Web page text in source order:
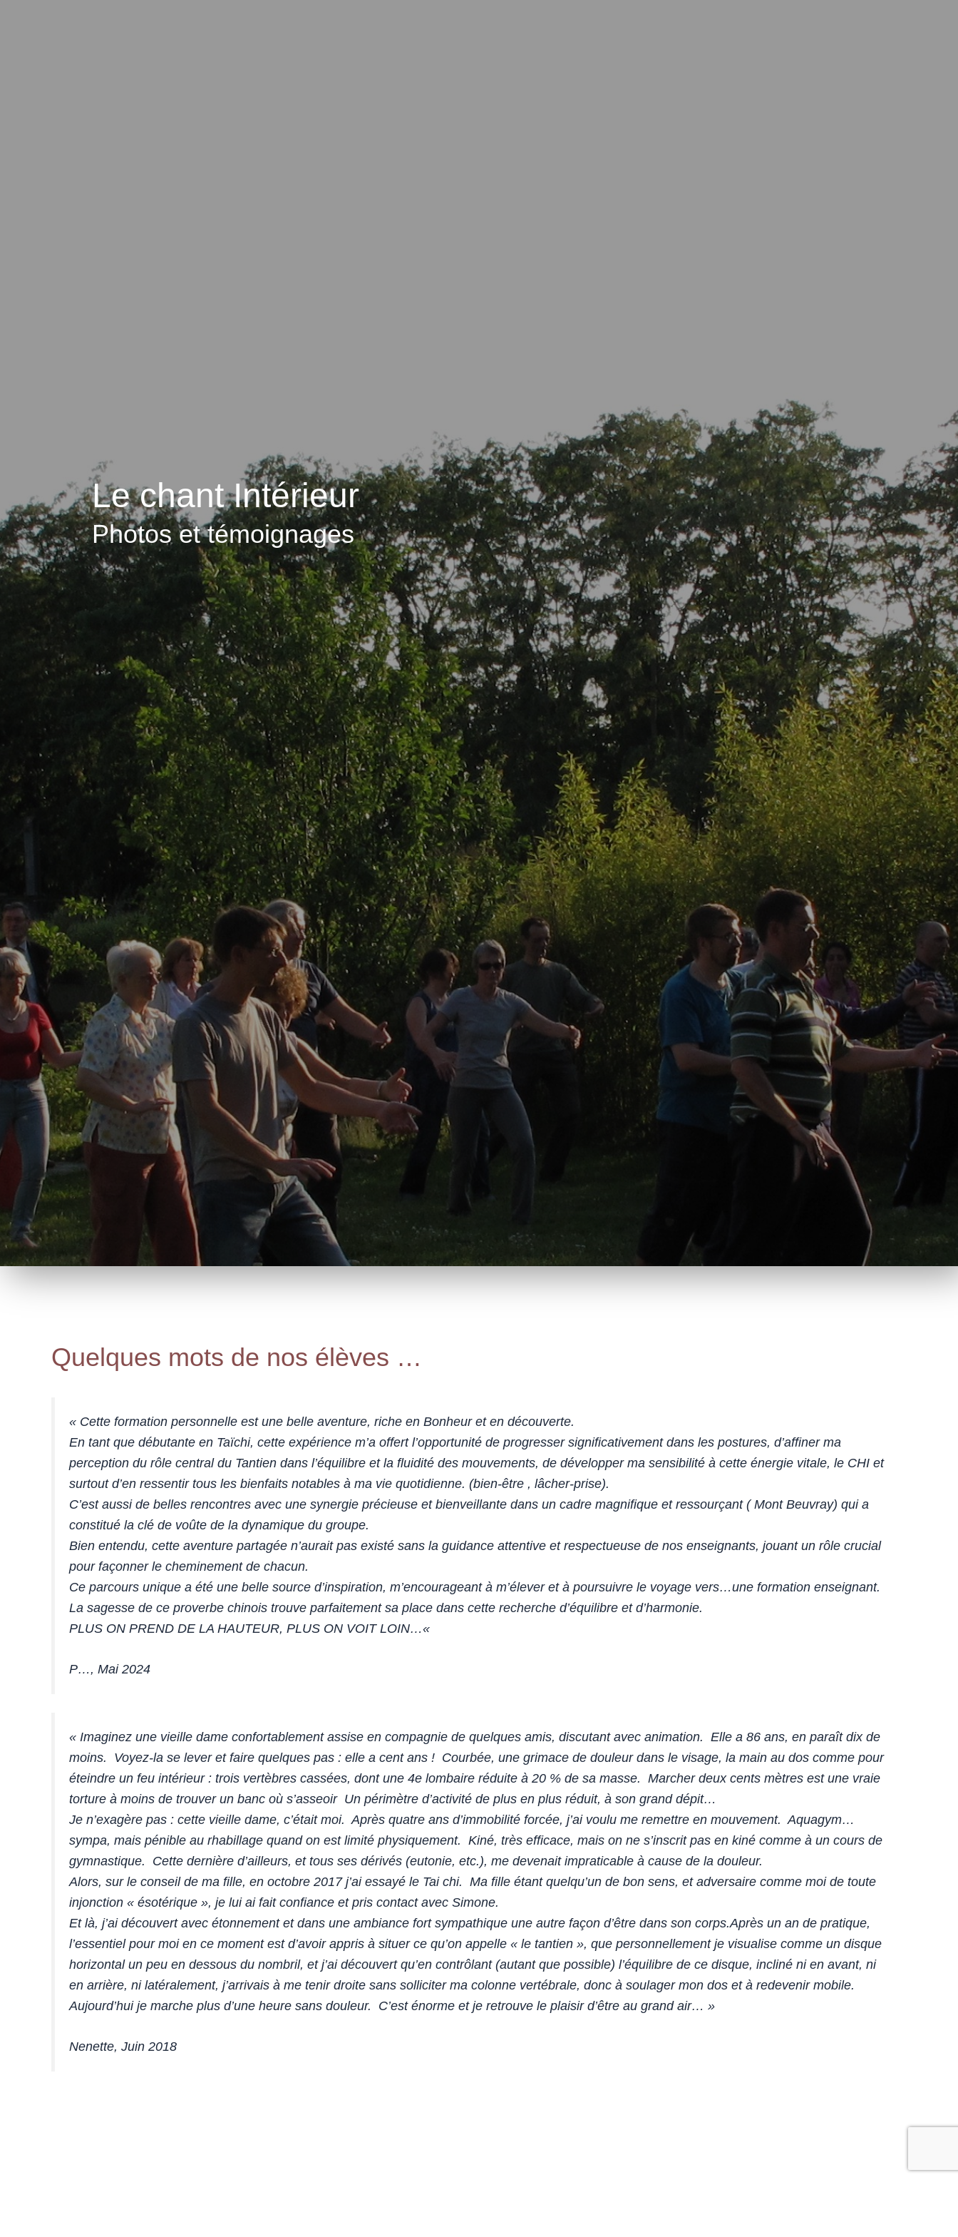
Le chant Intérieur
Photos et témoignages
Quelques mots de nos élèves …
« Cette formation personnelle est une belle aventure, riche en Bonheur et en découverte.
En tant que débutante en Taïchi, cette expérience m’a offert l’opportunité de progresser significativement dans les postures, d’affiner ma
perception du rôle central du Tantien dans l’équilibre et la fluidité des mouvements, de développer ma sensibilité à cette énergie vitale, le CHI et
surtout d’en ressentir tous les bienfaits notables à ma vie quotidienne. (bien-être , lâcher-prise).
C’est aussi de belles rencontres avec une synergie précieuse et bienveillante dans un cadre magnifique et ressourçant ( Mont Beuvray) qui a
constitué la clé de voûte de la dynamique du groupe.
Bien entendu, cette aventure partagée n’aurait pas existé sans la guidance attentive et respectueuse de nos enseignants, jouant un rôle crucial
pour façonner le cheminement de chacun.
Ce parcours unique a été une belle source d’inspiration, m’encourageant à m’élever et à poursuivre le voyage vers…une formation enseignant.
La sagesse de ce proverbe chinois trouve parfaitement sa place dans cette recherche d’équilibre et d’harmonie.
PLUS ON PREND DE LA HAUTEUR, PLUS ON VOIT LOIN…«
P…, Mai 2024
« Imaginez une vieille dame confortablement assise en compagnie de quelques amis, discutant avec animation. Elle a 86 ans, en paraît dix de
moins. Voyez-la se lever et faire quelques pas : elle a cent ans ! Courbée, une grimace de douleur dans le visage, la main au dos comme pour
éteindre un feu intérieur : trois vertèbres cassées, dont une 4e lombaire réduite à 20 % de sa masse. Marcher deux cents mètres est une vraie
torture à moins de trouver un banc où s’asseoir Un périmètre d’activité de plus en plus réduit, à son grand dépit…
Je n’exagère pas : cette vieille dame, c’était moi. Après quatre ans d’immobilité forcée, j’ai voulu me remettre en mouvement. Aquagym…
sympa, mais pénible au rhabillage quand on est limité physiquement. Kiné, très efficace, mais on ne s’inscrit pas en kiné comme à un cours de
gymnastique. Cette dernière d’ailleurs, et tous ses dérivés (eutonie, etc.), me devenait impraticable à cause de la douleur.
Alors, sur le conseil de ma fille, en octobre 2017 j’ai essayé le Tai chi. Ma fille étant quelqu’un de bon sens, et adversaire comme moi de toute
injonction « ésotérique », je lui ai fait confiance et pris contact avec Simone.
Et là, j’ai découvert avec étonnement et dans une ambiance fort sympathique une autre façon d’être dans son corps.Après un an de pratique,
l’essentiel pour moi en ce moment est d’avoir appris à situer ce qu’on appelle « le tantien », que personnellement je visualise comme un disque
horizontal un peu en dessous du nombril, et j’ai découvert qu’en contrôlant (autant que possible) l’équilibre de ce disque, incliné ni en avant, ni
en arrière, ni latéralement, j’arrivais à me tenir droite sans solliciter ma colonne vertébrale, donc à soulager mon dos et à redevenir mobile.
Aujourd’hui je marche plus d’une heure sans douleur. C’est énorme et je retrouve le plaisir d’être au grand air… »
Nenette, Juin 2018